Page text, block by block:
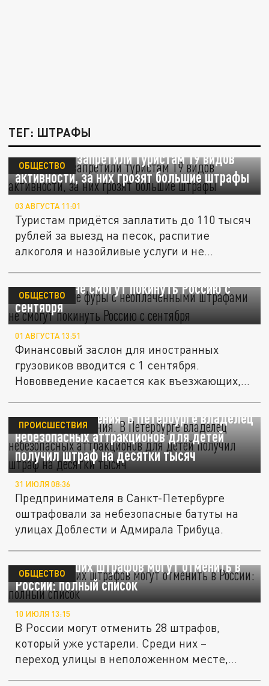
ТЕГ: ШТРАФЫ
Власти Гоа запретили туристам 19 видов
активности, за них грозят большие штрафы
ОБЩЕСТВО
03 АВГУСТА 11:01
Туристам придётся заплатить до 110 тысяч
рублей за выезд на песок, распитие
алкоголя и назойливые услуги и не...
Иностранные фуры с неоплаченными
штрафами не смогут покинуть Россию с
сентября
ОБЩЕСТВО
01 АВГУСТА 13:51
Финансовый заслон для иностранных
грузовиков вводится с 1 сентября.
Нововведение касается как въезжающих,
Опасные нарушения. В Петербурге владелец
небезопасных аттракционов для детей
получил штраф на десятки тысяч
ПРОИСШЕСТВИЯ
31 ИЮЛЯ 08:36
Предпринимателя в Санкт-Петербурге
оштрафовали за небезопасные батуты на
улицах Доблести и Адмирала Трибуца.
28 устаревших штрафов могут отменить в
России: полный список
ОБЩЕСТВО
10 ИЮЛЯ 13:15
В России могут отменить 28 штрафов,
который уже устарели. Среди них –
переход улицы в неположенном месте,...